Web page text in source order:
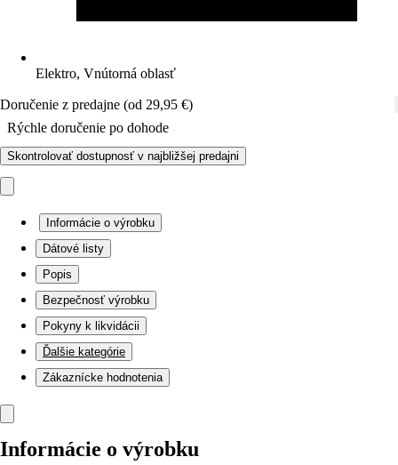
Elektro, Vnútorná oblasť
Doručenie z predajne (od 29,95 €)
Rýchle doručenie po dohode
Skontrolovať dostupnosť v najbližšej predajni
Informácie o výrobku
Dátové listy
Popis
Bezpečnosť výrobku
Pokyny k likvidácii
Ďalšie kategórie
Zákaznícke hodnotenia
Informácie o výrobku